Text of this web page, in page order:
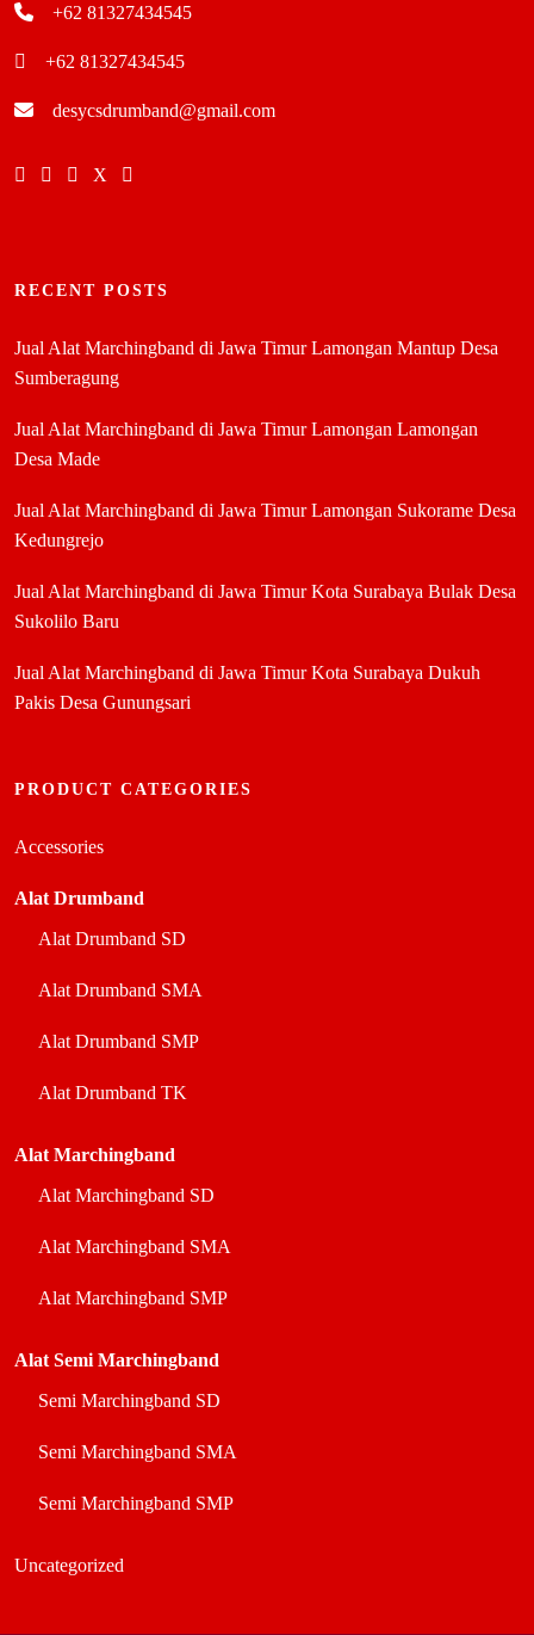
+62 81327434545
+62 81327434545
desycsdrumband@gmail.com
RECENT POSTS
Jual Alat Marchingband di Jawa Timur Lamongan Mantup Desa
Sumberagung
Jual Alat Marchingband di Jawa Timur Lamongan Lamongan
Desa Made
Jual Alat Marchingband di Jawa Timur Lamongan Sukorame Desa
Kedungrejo
Jual Alat Marchingband di Jawa Timur Kota Surabaya Bulak Desa
Sukolilo Baru
Jual Alat Marchingband di Jawa Timur Kota Surabaya Dukuh
Pakis Desa Gunungsari
PRODUCT CATEGORIES
Accessories
Alat Drumband
Alat Drumband SD
Alat Drumband SMA
Alat Drumband SMP
Alat Drumband TK
Alat Marchingband
Alat Marchingband SD
Alat Marchingband SMA
Alat Marchingband SMP
Alat Semi Marchingband
Semi Marchingband SD
Semi Marchingband SMA
Semi Marchingband SMP
Uncategorized